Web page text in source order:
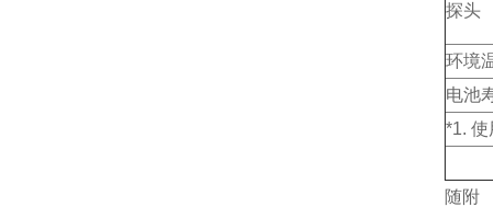
探头
环境
电池
*1.
随附